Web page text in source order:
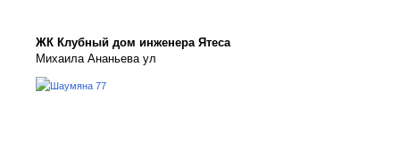
ЖК Клубный дом инженера Ятеса
Михаила Ананьева ул